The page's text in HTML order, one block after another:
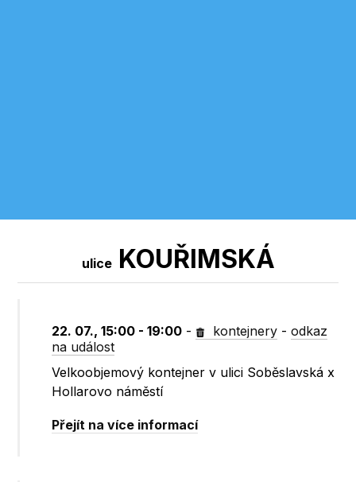
uliceKOUŘIMSKÁ
22. 07., 15:00 - 19:00 - kontejnery -odkaz
na událost
Velkoobjemový kontejner v ulici Soběslavská x
Hollarovo náměstí
Přejít na více informací